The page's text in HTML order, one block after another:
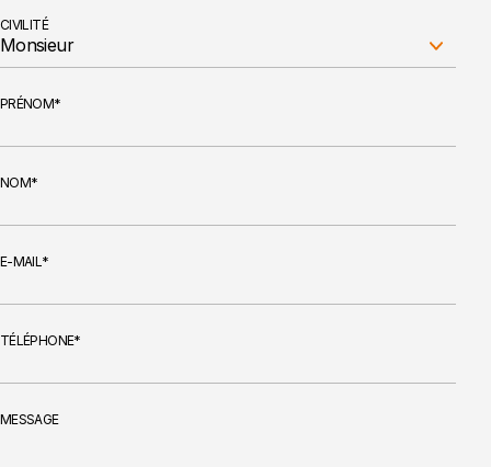
Monsieur
CIVILITÉ
PRÉNOM
NOM
E-MAIL
TÉLÉPHONE
MESSAGE